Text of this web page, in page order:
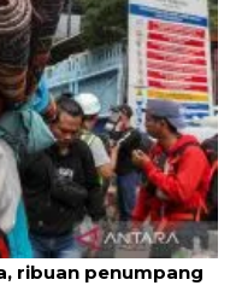
ribuan penumpang